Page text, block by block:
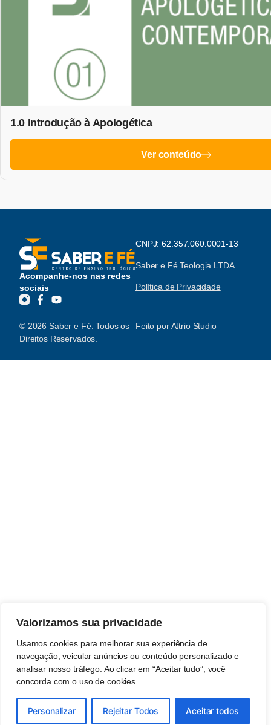
Valorizamos sua privacidade
Usamos cookies para melhorar sua experiência de
navegação, veicular anúncios ou conteúdo personalizado e
analisar nosso tráfego. Ao clicar em “Aceitar tudo”, você
concorda com o uso de cookies.
Personalizar Rejeitar Todos Aceitar todos
1.0 Introdução à Apologética
Ver conteúdo
Acompanhe-nos nas redes
sociais
CNPJ: 62.357.060.0001-13
Saber e Fé Teologia LTDA
Política de Privacidade
© 2026 Saber e Fé. Todos os
Direitos Reservados.
Feito porAttrio Studio